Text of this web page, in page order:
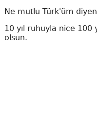
Ne mutlu Türk'üm
10 yıl ruhuyla nice 100
olsun.